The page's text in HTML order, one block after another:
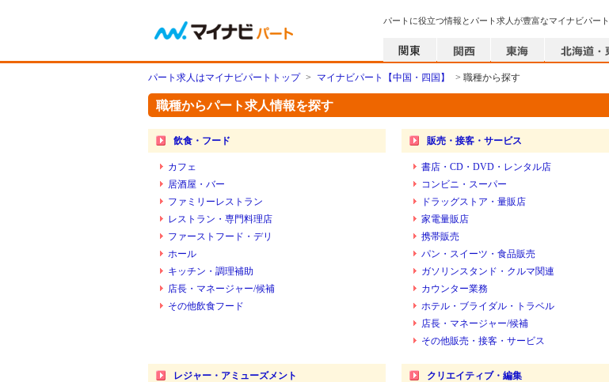
パートに役立つ情報とパート求人が豊富なマイナビパート
パート求人はマイナビパートトップ > マイナビパート【中国・四国】 > 職種から探す
職種からパート求人情報を探す
飲食・フード
カフェ
居酒屋・バー
ファミリーレストラン
レストラン・専門料理店
ファーストフード・デリ
ホール
キッチン・調理補助
店長・マネージャー/候補
その他飲食フード
販売・接客・サービス
書店・CD・DVD・レンタル店
コンビニ・スーパー
ドラッグストア・量販店
家電量販店
携帯販売
パン・スイーツ・食品販売
ガソリンスタンド・クルマ関連
カウンター業務
ホテル・ブライダル・トラベル
店長・マネージャー/候補
その他販売・接客・サービス
レジャー・アミューズメント クリエイティブ・編集